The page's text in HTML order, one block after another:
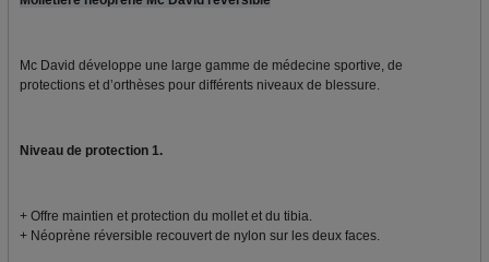
Mc David développe une large gamme de médecine sportive, de
protections et d’orthèses pour différents niveaux de blessure.
Niveau de protection 1.
+ Offre maintien et protection du mollet et du tibia.
+ Néoprène réversible recouvert de nylon sur les deux faces.